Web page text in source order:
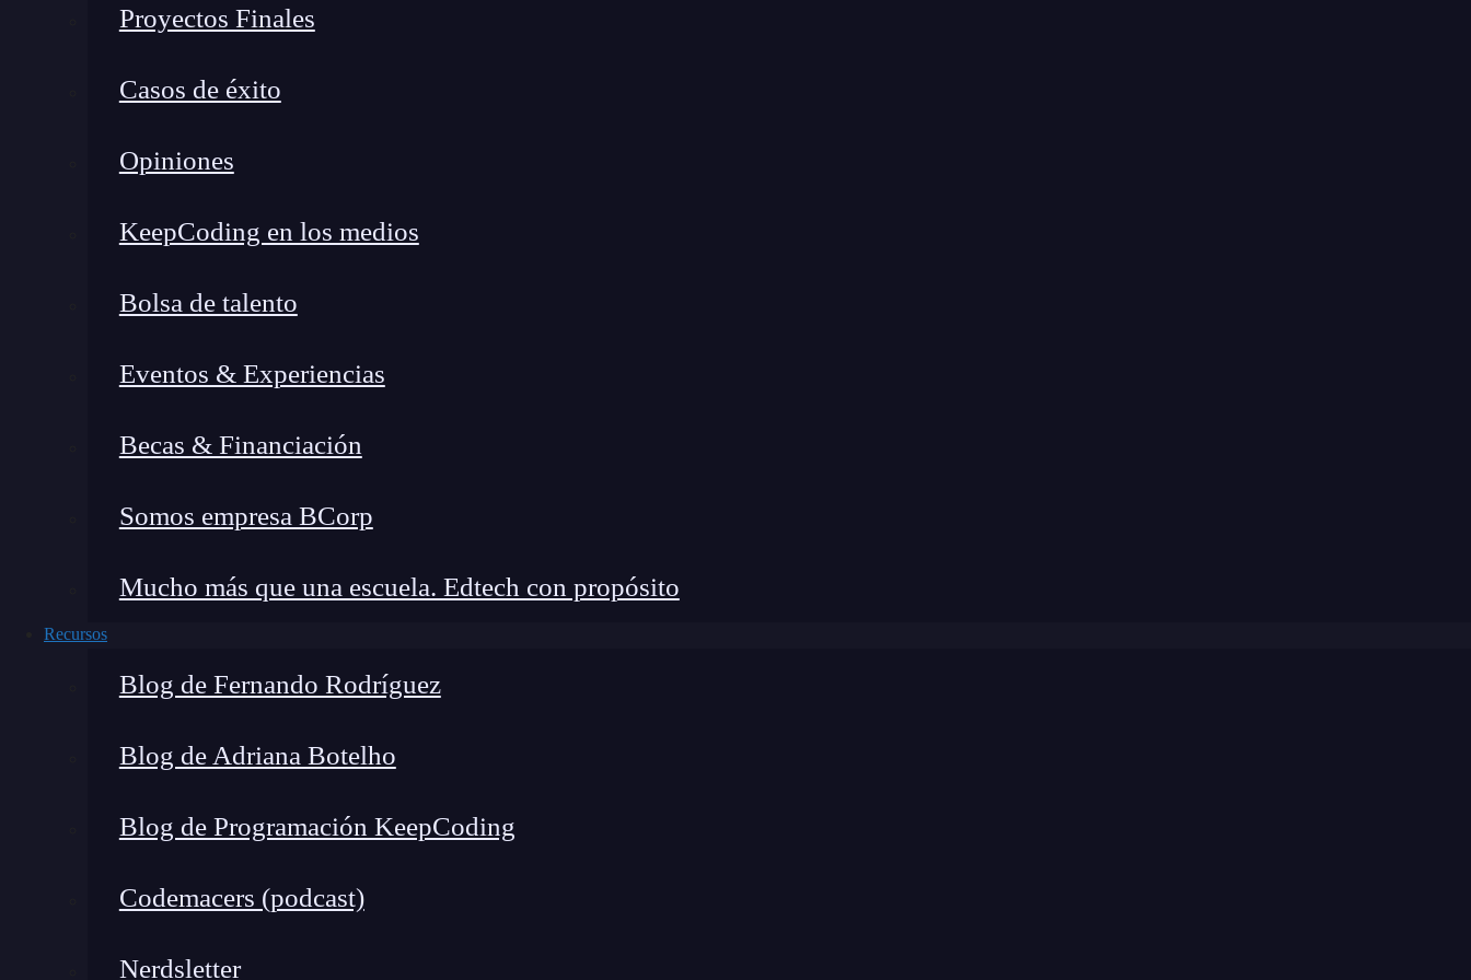
Proyectos Finales
Casos de éxito
Opiniones
KeepCoding en los medios
Bolsa de talento
Eventos & Experiencias
Becas & Financiación
Somos empresa BCorp
Mucho más que una escuela. Edtech con propósito
Recursos
Blog de Fernando Rodríguez
Blog de Adriana Botelho
Blog de Programación KeepCoding
Codemacers (podcast)
Nerdsletter
Ideal para aprendizaje, proyectos open source y despliegues simples.
públicas rápidamente, aunque encontré limitantes cuando el volumen de descargas subió y
solución escalable de AWS
Amazon ECR es el servicio de repositorio de imágenes dentro del ecosistema AWS, diseñado para